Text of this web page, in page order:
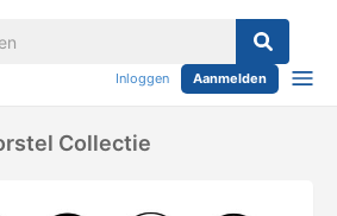
Inloggen Aanmelden
Collectie